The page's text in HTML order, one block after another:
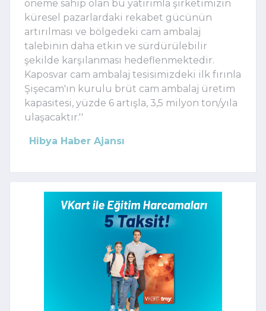
öneme sahip olan bu yatırımla şirketimizin
küresel pazarlardaki rekabet gücünün
artırılması ve bölgedeki cam ambalaj
talebinin daha etkin ve sürdürülebilir
şekilde karşılanması hedeflenmektedir.
Kaposvar cam ambalaj tesisimizdeki ilk fırınla
Şişecam'ın kurulu brüt cam ambalaj üretim
kapasitesi, yüzde 6 artışla, 3,5 milyon ton/yıla
ulaşacaktır.''
Hibya Haber Ajansı